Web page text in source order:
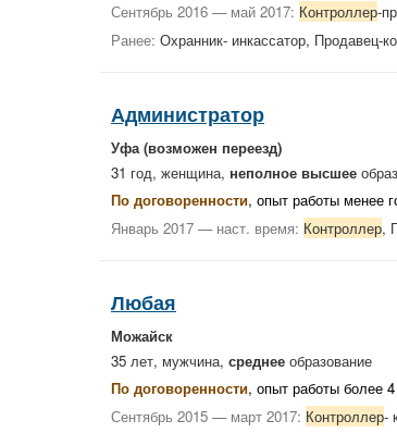
Сентябрь 2016 — май 2017: Контроллер-
Ранее: Охранник- инкассатор, Продавец-
Администратор
Уфа(возможен переезд)
31 год, женщина, неполное высшее
По договоренности, опыт работы менее
Январь 2017 — наст. время: Контроллер,
Любая
Можайск
35 лет, мужчина, среднее образование
По договоренности, опыт работы более
Сентябрь 2015 — март 2017: Контроллер-